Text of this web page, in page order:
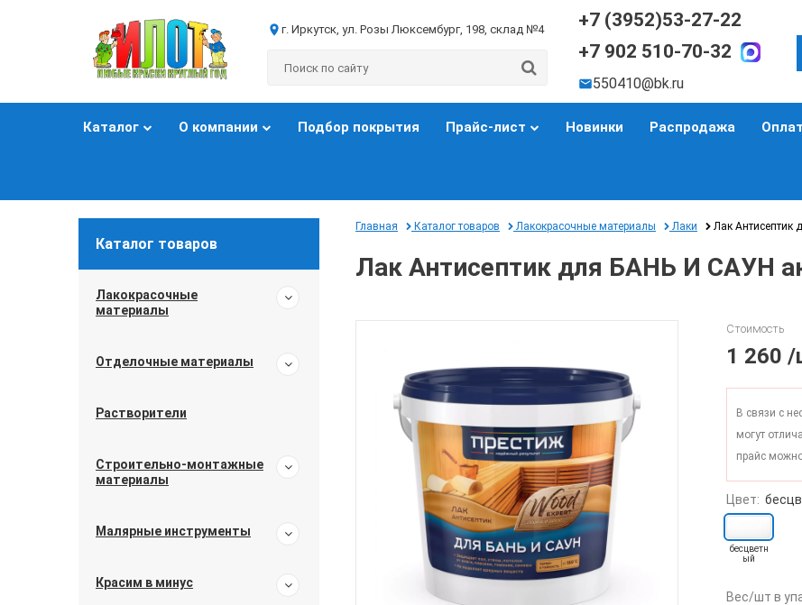
г. Иркутск, ул. Розы Люксембург, 198, склад №4
+7 (3952)53-27-22
+7 902 510-70-32
550410@bk.ru
Каталог О компании Подбор покрытия Прайс-лист Новинки Распродажа
Каталог товаров
Лакокрасочные
материалы
Отделочные материалы
Растворители
Строительно-монтажные
материалы
Малярные инструменты
Красим в минус
Главная Каталог товаров Лакокрасочные материалы Лаки Лак
Лак Антисептик для БАНЬ И САУН
Стоимость
1 260 /
В связи с
могут
прайс
Цвет:
бесцветн
ый
Вес/шт в